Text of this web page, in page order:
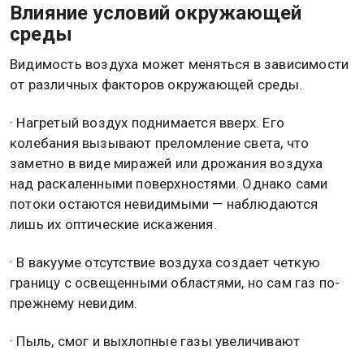
Влияние условий окружающей
среды
Видимость воздуха может меняться в зависимости
от различных факторов окружающей среды.
· Нагретый воздух поднимается вверх. Его
колебания вызывают преломление света, что
заметно в виде миражей или дрожания воздуха
над раскаленными поверхностями. Однако сами
потоки остаются невидимыми — наблюдаются
лишь их оптические искажения.
· В вакууме отсутствие воздуха создает четкую
границу с освещенными областями, но сам газ по-
прежнему невидим.
· Пыль, смог и выхлопные газы увеличивают